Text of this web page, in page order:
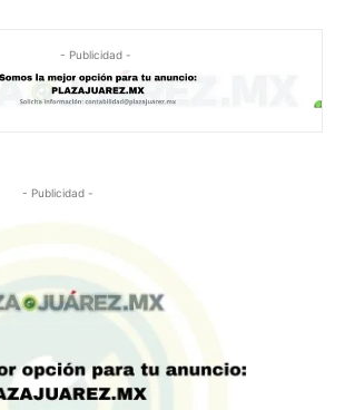
- Publicidad -
- Publicidad -